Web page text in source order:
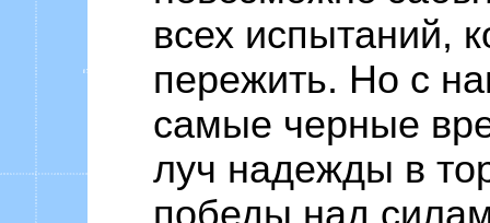
всех испытаний,
пережить. Но с
самые черные
луч надежды в